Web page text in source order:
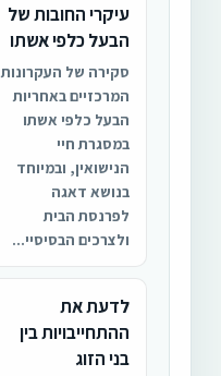
עיקרי החובות של
הבעל כלפי אשתו
סקירה של העקרונות
המרכזיים באחריות
הבעל כלפי אשתו
במסגרת חיי
הנישואין, ובמיוחד
בנושא דאגה
לפרנסת הבית
ולצרכים הבסיסיי...
לדעת את
ההתחייבויות בין
בני הזוג